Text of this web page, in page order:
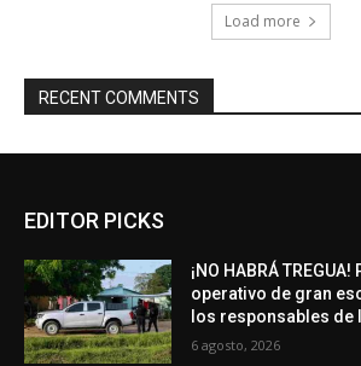
Load more
RECENT COMMENTS
EDITOR PICKS
¡NO HABRÁ
operativo de gran
los responsables de
6 agosto, 2026